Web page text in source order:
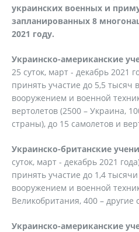
украинских военных и
запланированных 8
2021 году.
Украинско-американские
25 суток, март - декабрь 2021
принять участие до 5,5 тысяч
вооружением и военной
вертолетов (2500 – Украина,
страны), до 15 самолетов и
Украинско-британские
суток, март - декабрь 2021
принять участие до 1,4
вооружением и военной
Великобритания, 400 – другие
Украинско-американские